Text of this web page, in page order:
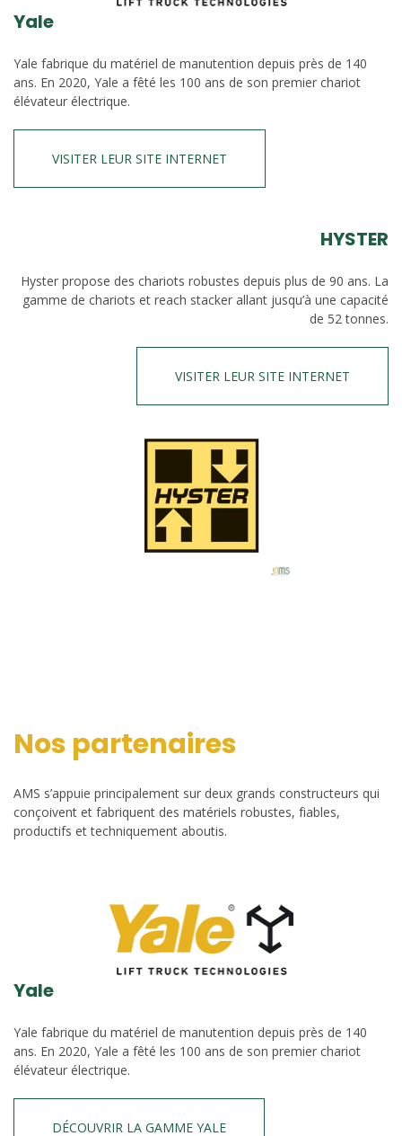
Yale
Yale fabrique du matériel de manutention depuis près de 140
ans. En 2020, Yale a fêté les 100 ans de son premier chariot
élévateur électrique.
VISITER LEUR SITE INTERNET
HYSTER
Hyster propose des chariots robustes depuis plus de 90 ans. La
gamme de chariots et reach stacker allant jusqu’à une capacité
de 52 tonnes.
VISITER LEUR SITE INTERNET
Nos partenaires
AMS s’appuie principalement sur deux grands constructeurs qui
conçoivent et fabriquent des matériels robustes, fiables,
productifs et techniquement aboutis.
Yale
Yale fabrique du matériel de manutention depuis près de 140
ans. En 2020, Yale a fêté les 100 ans de son premier chariot
élévateur électrique.
DÉCOUVRIR LA GAMME YALE